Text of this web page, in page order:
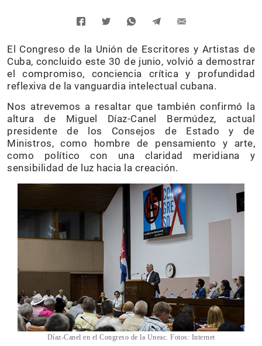
El Congreso de la Unión de Escritores y Artistas de
Cuba, concluido este 30 de junio, volvió a demostrar
el compromiso, conciencia crítica y profundidad
reflexiva de la vanguardia intelectual cubana.
Nos atrevemos a resaltar que también confirmó la
altura de Miguel Díaz-Canel Bermúdez, actual
presidente de los Consejos de Estado y de
Ministros, como hombre de pensamiento y arte,
como político con una claridad meridiana y
sensibilidad de luz hacia la creación.
Díaz-Canel en el Congreso de la Uneac. Fotos: Internet